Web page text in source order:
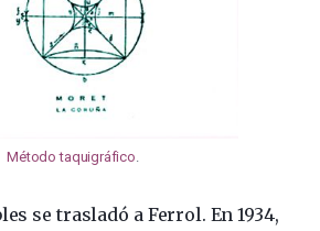
Método taquigráfico.
se trasladó a Ferrol. En 1934,